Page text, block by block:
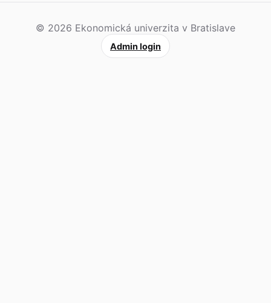
© 2026 Ekonomická univerzita v Bratislave
Admin login